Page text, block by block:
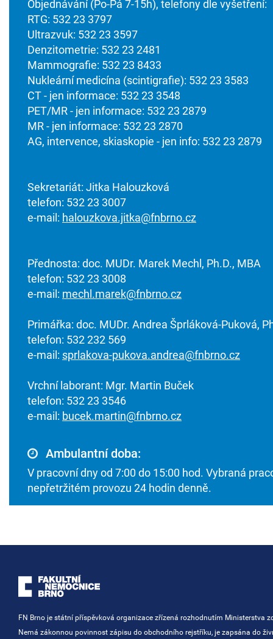
Objednávání (Po-Pá 7-15h), telefony dle vyšetření:
RTG: 532 23 3797
Ultrazvuk: 532 23 3597
Denzitometrie: 532 23 2481
Mammografie: 532 23 8433
Nukleární medicína (scintigrafie): 532 23 3583
CT - jen informace: 532 23 3548
PET/MR - jen informace: 532 23 2879
MR - jen informace: 532 23 2870
AG, intervence, skiaskopie - jen info: 532 23 2879
Sekretariát: Jitka Halouzková
telefon: 532 23 3007
e-mail: halouzkova.jitka@fnbrno.cz
Přednosta: doc. MUDr. Marek Mechl, Ph.D., MBA
telefon: 532 23 3008
e-mail: mechl.marek@fnbrno.cz
Primářka: doc. MUDr. Andrea Šprláková-Puková,
telefon: 532 232 569
e-mail: sprlakova-pukova.andrea@fnbrno.cz
Vrchní laborant: Mgr. Martin Buček
telefon: 532 23 3546
e-mail: bucek.martin@fnbrno.cz
Ambulantní doba:
V pracovní dny od 7:00 do 15:00 hod. Vybraná
nepřetržitém provozu 24 hodin denně.
FN Brno je státní příspěvková organizace zřízená rozhodnutím Ministerstva
Nemá zákonnou povinnost zápisu do obchodního rejstříku, je zapsána do